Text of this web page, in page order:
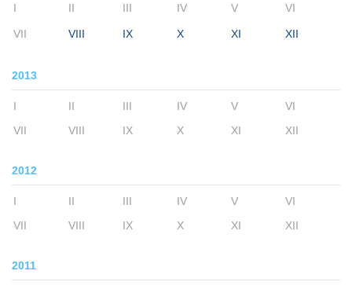
I II III IV V VI
VII VIII IX X XI XII
2013
I II III IV V
VI
VII
VIII IX X XI XII
2012
I II III IV V
VI
VII
VIII IX X XI XII
2011